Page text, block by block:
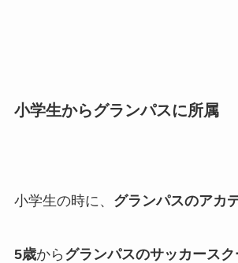
小学生からグランパスに所属
小学生の時に、 グランパスのアカ
5歳から グランパスのサッカースク